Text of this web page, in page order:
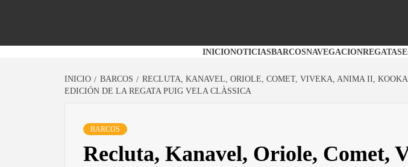
INICIONOTICIASBARCOSNAVEGACIONREGATAS
INICIO BARCOS
RECLUTA, KANAVEL, ORIOLE, COMET, VIVEKA, ANIMA II,
EDICIÓN DE LA REGATA PUIG VELA CLÀSSICA
BARCOS
Recluta, Kanavel, Oriole, Comet,